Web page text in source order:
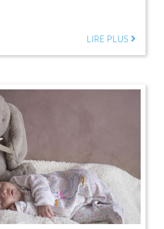
LIRE PLUS